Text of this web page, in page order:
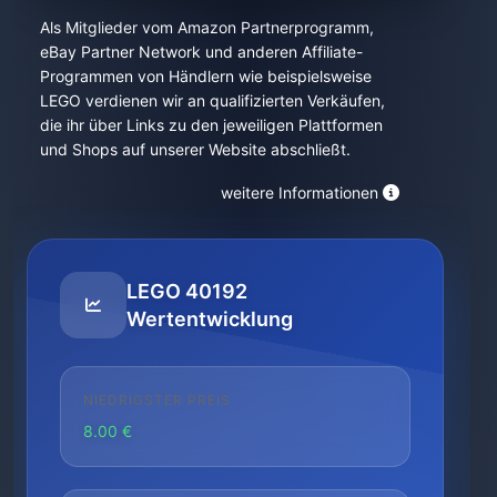
Als Mitglieder vom Amazon Partnerprogramm,
eBay Partner Network und anderen Affiliate-
Programmen von Händlern wie beispielsweise
LEGO verdienen wir an qualifizierten Verkäufen,
die ihr über Links zu den jeweiligen Plattformen
und Shops auf unserer Website abschließt.
weitere Informationen
LEGO 40192
Wertentwicklung
NIEDRIGSTER PREIS
8.00 €